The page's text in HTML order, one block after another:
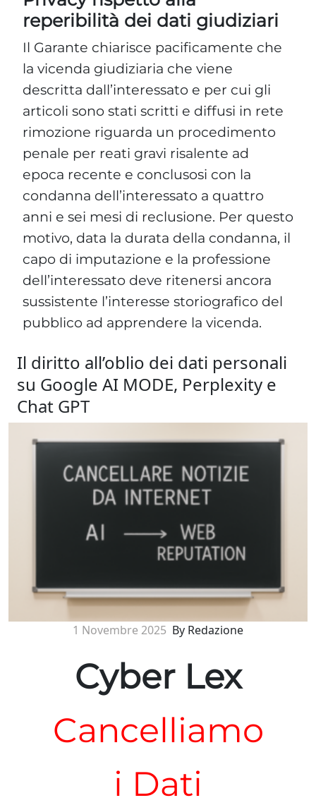
reperibilità dei dati giudiziari
Il Garante chiarisce pacificamente che
la vicenda giudiziaria che viene
descritta dall’interessato e per cui gli
articoli sono stati scritti e diffusi in rete
rimozione riguarda un procedimento
penale per reati gravi risalente ad
epoca recente e conclusosi con la
condanna dell’interessato a quattro
anni e sei mesi di reclusione. Per questo
motivo, data la durata della condanna, il
capo di imputazione e la professione
dell’interessato deve ritenersi ancora
sussistente l’interesse storiografico del
pubblico ad apprendere la vicenda.
Il diritto all’oblio dei dati personali
su Google AI MODE, Perplexity e
Chat GPT
1 Novembre 2025 By Redazione
Cyber Lex
Cancelliamo
i Dati